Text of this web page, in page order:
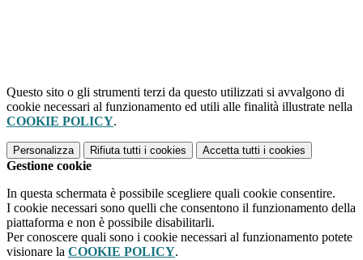
Questo sito o gli strumenti terzi da questo utilizzati si avvalgono di
cookie necessari al funzionamento ed utili alle finalità illustrate nella
COOKIE POLICY.
Personalizza Rifiuta tutti i cookies Accetta tutti i cookies
Gestione cookie
In questa schermata è possibile scegliere quali cookie consentire.
I cookie necessari sono quelli che consentono il funzionamento della
piattaforma e non è possibile disabilitarli.
Per conoscere quali sono i cookie necessari al funzionamento potete
visionare la COOKIE POLICY.